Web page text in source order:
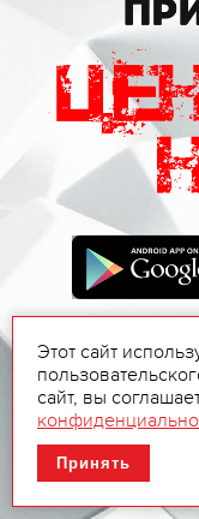
Этот сайт
сайт, вы
Принять